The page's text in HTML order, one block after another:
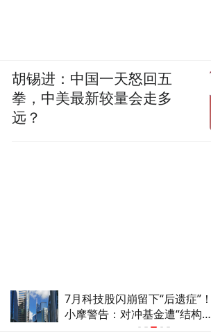
7月科技股闪崩留下“后遗症”！
小摩警告：对冲基金遭“结构性”
重创，科技股未来或更“散户
胡锡进：中国一天怒回五
拳，中美最新较量会走多
远？
互袭后方仓储和物流中心，